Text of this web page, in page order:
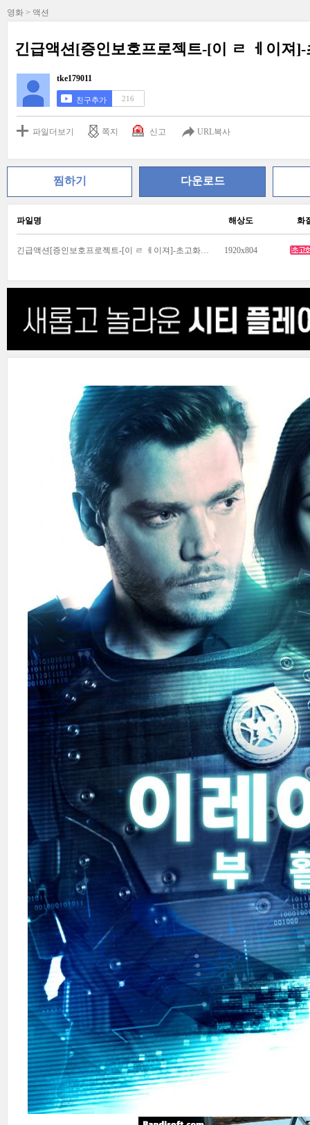
영화 > 액션
긴급액션[증인보호프로젝트-[이 ㄹ ㅔ이져
tke179011
친구추가 216
파일더보기 쪽지 신고 URL복사
찜하기 다운로드
파일명 해상도 화
긴급액션[증인보호프로젝트-[이 ㄹ ㅔ이져]-초고화질완벽자체자막.mp4 1920x804